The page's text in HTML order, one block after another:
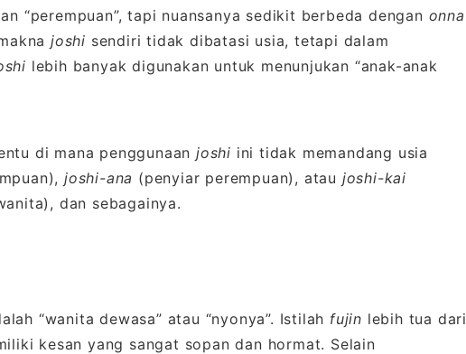
“perempuan”, tapi nuansanya sedikit berbeda dengan onna
joshi sendiri tidak dibatasi usia, tetapi dalam
lebih banyak digunakan untuk menunjukan “anak-anak
di mana penggunaan joshi ini tidak memandang usia
joshi-ana (penyiar perempuan), atau joshi-kai
dan sebagainya.
“wanita dewasa” atau “nyonya”. Istilah fujin lebih tua dari
kesan yang sangat sopan dan hormat. Selain